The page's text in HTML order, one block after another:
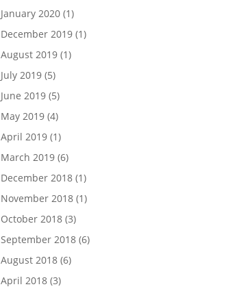
January 2020 (1)
December 2019 (1)
August 2019 (1)
July 2019 (5)
June 2019 (5)
May 2019 (4)
April 2019 (1)
March 2019 (6)
December 2018 (1)
November 2018 (1)
October 2018 (3)
September 2018 (6)
August 2018 (6)
April 2018 (3)